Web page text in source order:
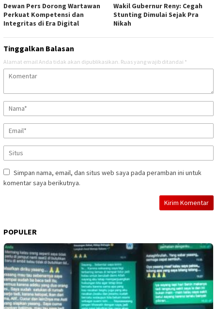
Dewan Pers Dorong Wartawan
Perkuat Kompetensi dan
Integritas di Era Digital
Wakil Gubernur Reny: Cegah
Stunting Dimulai Sejak Pra
Nikah
Tinggalkan Balasan
Alamat email Anda tidak akan dipublikasikan. Ruas yang wajib ditandai *
Simpan nama, email, dan situs web saya pada peramban ini untuk
komentar saya berikutnya.
POPULER